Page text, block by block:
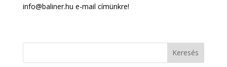
info@baliner.hu e-mail címünkre!